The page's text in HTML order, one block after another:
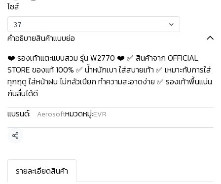
ไซส์
37
คำอธิบายสินค้าแบบย่อ
❤️ รองเท้าแตะแบบสวม รุ่น W2770 ❤️ ✅ สินค้าจาก OFFICIAL
STORE ของแท้ 100% ✅ น้ำหนักเบา ใส่สบายเท้า ✅ เหมาะกับการใส่
ทุกฤดู ใส่หน้าฝน ไม่กลัวเปียก ทำความสะอาดง่าย ✅ รองเท้าพื้นแน่น
กันลื่นได้ดี
แบรนด์:
Aerosoftหมวดหมู่:EVR
แชร์
รายละเอียดสินค้า